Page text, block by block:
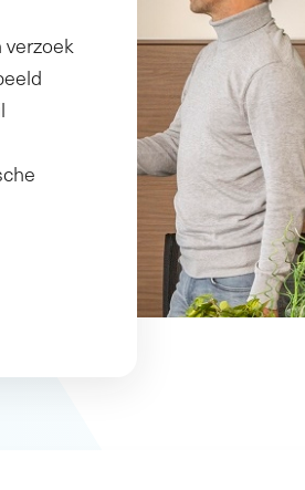
verzoek